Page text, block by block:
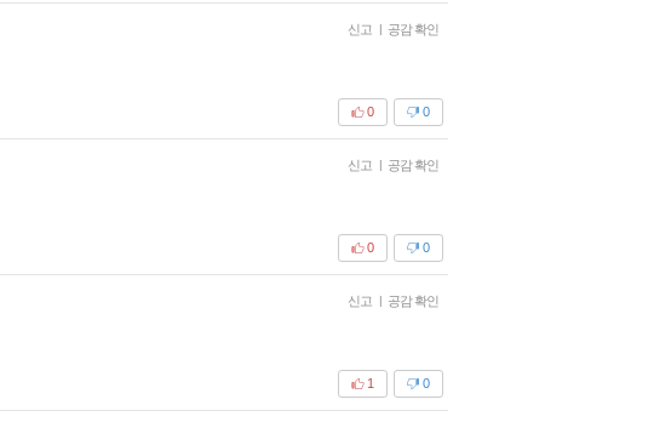
신고 | 공감 확인
0
0
신고 | 공감 확인
0
0
신고 | 공감 확인
0
1